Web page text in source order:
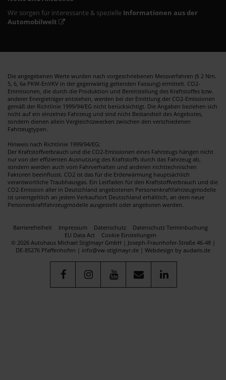
Wir sorgen für interessante & spezielle Informationen aus der
Automobilwelt
Die angegebenen Werte wurden nach vorgeschriebenen Messverfahren (§ 2 Nrn.
5, 6, 6a PKW-EnVKV in der gegenwärtig geltenden Fassung) ermittelt. CO2-
Emmisionen, die durch die Produktion und Bereitstellung des Kraftstoffes bzw.
anderer Energieträger entstehen, werden bei der Emittlung der CO2-Emissionen
gemäß der Richtlinie 1999/94/EG nicht berücksichtigt. Die Angaben beziehen sich
nicht auf ein einzelnes Fahrzeug und sind nicht Bestandteil des Angebotes,
sondern dienen allein Vergleichszwecken zwischen den verschiedenen
Fahrzeugtypen.
Hinweis nach Richtlinie 1999/94/EG:
Der Kraftstoffverbrauch und die CO2-Emissionen eines Fahrzeugs hängen nicht
nur von der effizienten Ausnutzung des Kraftstoffs durch das Fahrzeug ab,
sondern werden auch vom Fahrverhalten und anderen nichttechnischen
Faktoren beeinflusst. CO2 ist das für die Erderwärmung hauptsächlich
verantwortliche Traubhausgas. Ein Leitfaden für den Kraftstoffverbrauch und die
CO2-Emission aller in Deutschland angebotenen Personenkraftfahrzeugmodelle
ist unentgeltlich an jedem Verkaufsort Deutschland erhältlich, an dem neue
Personenkraftfahrzeugmodelle ausgestellt oder angeboten werden.
Barrierefreiheit Impressum Datenschutz
Datenschutz Terminbuchung
EU Data Act
Cookie Einstellungen
© 2026 Autohaus Michael Stiglmayr GmbH | Joseph-Fraunhofer-Straße 46-48 |
DE-85276 Pfaffenhofen | info@vw-stiglmayr.de | Webdesign by audaris.de